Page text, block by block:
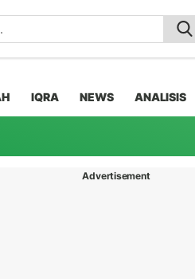
IQRA NEWS ANALISIS
Advertisement